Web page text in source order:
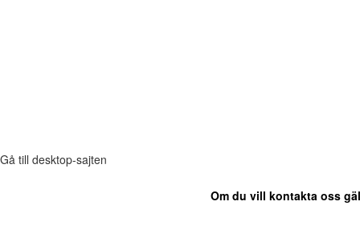
Gå till desktop-sajten
Om du vill kontakta oss